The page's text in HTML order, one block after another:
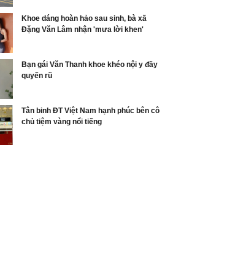
Khoe dáng hoàn hảo sau sinh, bà xã
Đặng Văn Lâm nhận 'mưa lời khen'
Bạn gái Văn Thanh khoe khéo nội y đầy
quyến rũ
Tân binh ĐT Việt Nam hạnh phúc bên cô
chủ tiệm vàng nổi tiếng